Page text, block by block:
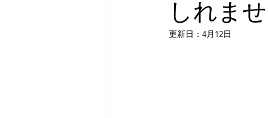
しれま
更新日： 4月12日